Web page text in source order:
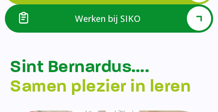
Werken bij SIKO
Sint Bernardus….
Samen plezier in leren